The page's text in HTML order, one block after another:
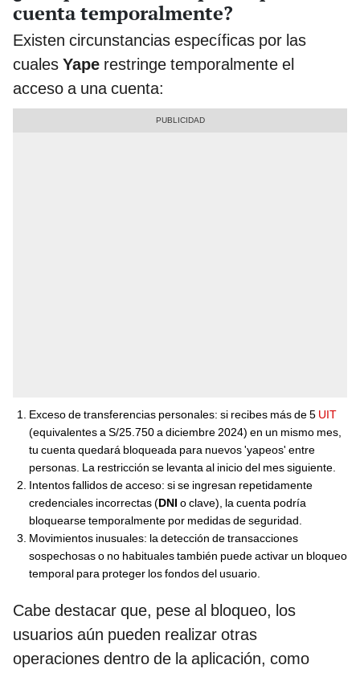
cuenta temporalmente?
Existen circunstancias específicas por las
cuales Yape restringe temporalmente el
acceso a una cuenta:
Exceso de transferencias personales: si recibes más de 5 UIT
(equivalentes a S/25.750 a diciembre 2024) en un mismo mes,
tu cuenta quedará bloqueada para nuevos 'yapeos' entre
personas. La restricción se levanta al inicio del mes siguiente.
Intentos fallidos de acceso: si se ingresan repetidamente
credenciales incorrectas (DNI o clave), la cuenta podría
bloquearse temporalmente por medidas de seguridad.
Movimientos inusuales: la detección de transacciones
sospechosas o no habituales también puede activar un bloqueo
temporal para proteger los fondos del usuario.
Cabe destacar que, pese al bloqueo, los
usuarios aún pueden realizar otras
operaciones dentro de la aplicación, como